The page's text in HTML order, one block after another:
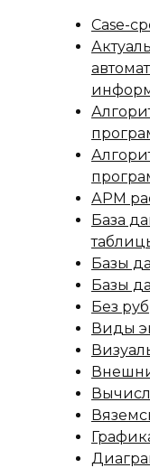
Case-
АРМ
База
Базы
Базы
Без
Виды